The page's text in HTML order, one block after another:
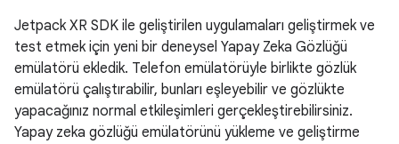
Jetpack XR SDK ile geliştirilen uygulamaları geliştirmek ve
test etmek için yeni bir deneysel Yapay Zeka Gözlüğü
emülatörü ekledik. Telefon emülatörüyle birlikte gözlük
emülatörü çalıştırabilir, bunları eşleyebilir ve gözlükte
yapacağınız normal etkileşimleri gerçekleştirebilirsiniz.
Yapay zeka gözlüğü emülatörünü yükleme ve geliştirme